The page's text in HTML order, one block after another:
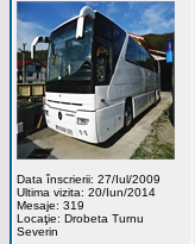
Data înscrierii: 27/Iul/2009
Ultima vizita: 20/Iun/2014
Mesaje: 319
Locaţie: Drobeta Turnu
Severin